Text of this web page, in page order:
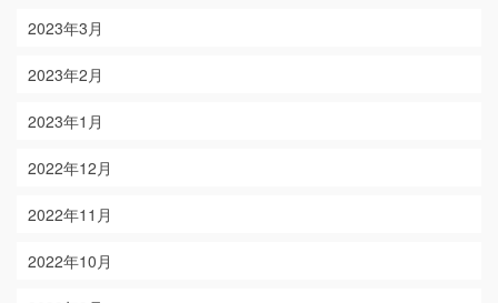
2023年3月
2023年2月
2023年1月
2022年12月
2022年11月
2022年10月